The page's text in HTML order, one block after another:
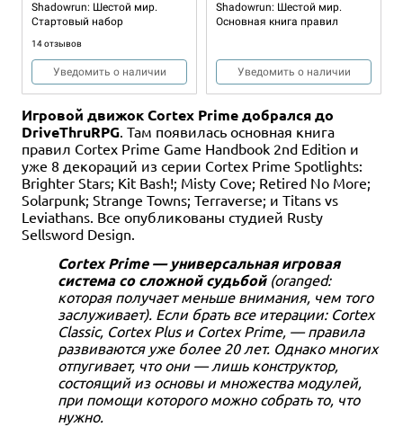
Shadowrun: Шестой мир.
Стартовый набор
14 отзывов
Уведомить о наличии
Shadowrun: Шестой мир.
Основная книга правил
Уведомить о наличии
Книга "Shadowrun: Шестой
мир. Будущего нет"
3 490 ₽
Купить
Shadowrun: Шестой мир.
Ширма ведущего
2 490 ₽
Купить
Shadowrun: Шестой мир.
Арсенал бегущего. Колода
оружия
499 ₽
Купить
Shadowrun: Шестой мир.
Мобильный гримуар. Колода
заклинаний
499 ₽
Купить
Shadowrun: Шестой мир.
Миссия 09.01 "С самого дна"
799 ₽
Купить
Shadowrun: Шестой мир.
Миссия 09.02 "Что упало, то
пропало"
799 ₽
Купить
Shadowrun: Шестой мир.
Миссия 09.03 "На победах не
учатся"
799 ₽
Купить
Shadowrun: Шестой мир.
Миссия 09.04 "Нео-токийский
дрифт"
799 ₽
Купить
Shadowrun: Шестой мир.
Миссия 09.05 "Кровожадные
799 ₽
Купить
Shadowrun: Шестой мир.
Миссия 09.06 "Семь вдохов"
799 ₽
Купить
Игровой движок Cortex Prime добрался до
DriveThruRPG. Там появилась основная книга
правил Cortex Prime Game Handbook 2nd Edition и
уже 8 декораций из серии Cortex Prime Spotlights:
Brighter Stars; Kit Bash!; Misty Cove; Retired No More;
Solarpunk; Strange Towns; Terraverse; и Titans vs
Leviathans. Все опубликованы студией Rusty
Sellsword Design.
Cortex Prime — универсальная игровая
система со сложной судьбой(oranged:
которая получает меньше внимания, чем того
заслуживает). Если брать все итерации: Cortex
Classic, Cortex Plus и Cortex Prime, — правила
развиваются уже более 20 лет. Однако многих
отпугивает, что они — лишь конструктор,
состоящий из основы и множества модулей,
при помощи которого можно собрать то, что
нужно.